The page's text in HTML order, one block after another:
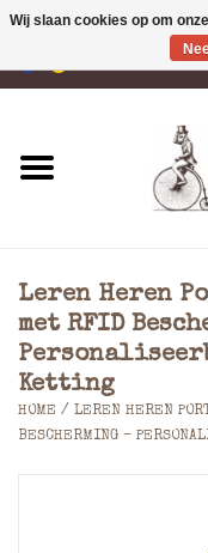
Portemonnees
Rugzakken
Schoudertassen
Leren Heren
met RFID
Ketting
HOME / LEREN HEREN
BESCHERMING –
Wij slaan cookies op om